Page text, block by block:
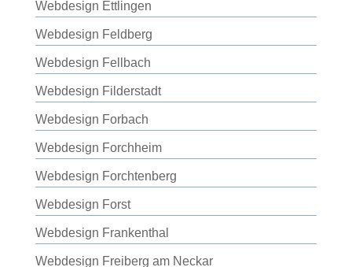
Webdesign Ettlingen
Webdesign Feldberg
Webdesign Fellbach
Webdesign Filderstadt
Webdesign Forbach
Webdesign Forchheim
Webdesign Forchtenberg
Webdesign Forst
Webdesign Frankenthal
Webdesign Freiberg am Neckar